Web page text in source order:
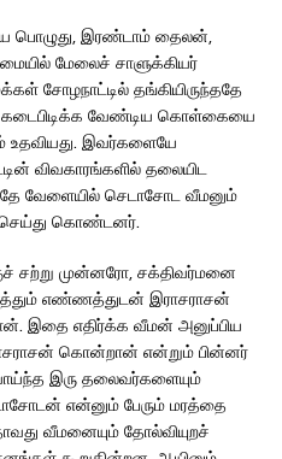
பொழுது, இரண்டாம் தைலன்,
மேலைச் சாளுக்கியர்
சோழநாட்டில் தங்கியிருந்ததே
கடைபிடிக்க வேண்டிய கொள்கையை
உதவியது. இவர்களையே
விவகாரங்களில் தலையிட
வேளையில் செடாசோட வீமனும்
செய்து கொண்டனர்.
சற்று முன்னரோ, சக்திவர்மனை
எண்ணத்துடன் இராசராசன்
இதை எதிர்க்க வீமன் அனுப்பிய
கொன்றான் என்றும் பின்னர்
இரு தலைவர்களையும்
என்னும் பேரும் மரத்தை
வீமனையும் தோல்வியுறச்